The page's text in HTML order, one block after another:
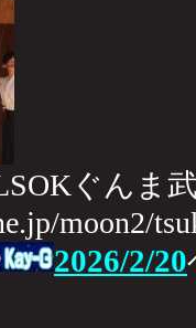
ぐんま
moon2/
2026/2/20